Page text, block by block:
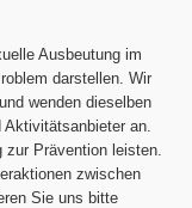
Ausbeutung im
darstellen. Wir
wenden dieselben
Aktivitätsanbieter an.
zur Prävention leisten.
zwischen
Sie uns bitte